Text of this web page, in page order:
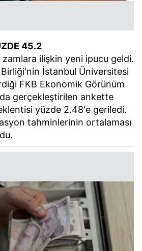
45.2
ilişkin yeni ipucu geldi.
İstanbul Üniversitesi
FKB Ekonomik Görünüm
gerçekleştirilen ankette
yüzde 2.48'e geriledi.
tahminlerinin ortalaması